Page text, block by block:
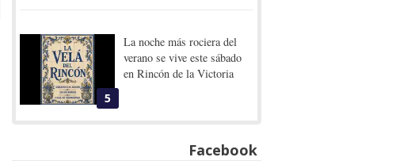
5
La noche más rociera del
verano se vive este sábado
en Rincón de la Victoria
Facebook